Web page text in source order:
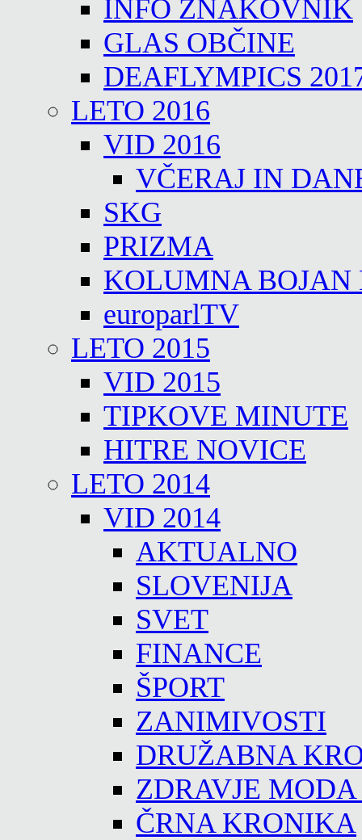
INFO ZNAKOVNIK
GLAS OBČINE
DEAFLYMPICS
LETO 2016
VID 2016
VČERAJ IN
SKG
PRIZMA
KOLUMNA BOJAN
europarlTV
LETO 2015
VID 2015
TIPKOVE MINUTE
HITRE NOVICE
LETO 2014
VID 2014
AKTUALNO
SLOVENIJA
SVET
FINANCE
ŠPORT
ZANIMIVOSTI
DRUŽABNA
ZDRAVJE
ČRNA KRONIKA